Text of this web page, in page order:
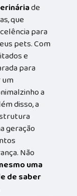
de
que
para
pets. Com
e
para
a
disso, a
geração
Não
uma
de saber